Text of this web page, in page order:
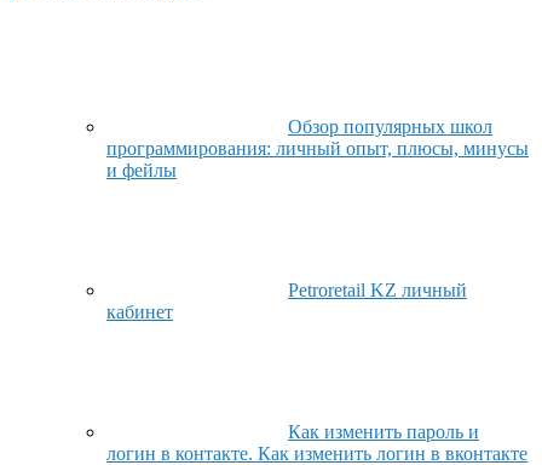
Обзор популярных школ
программирования: личный опыт, плюсы, минусы
и фейлы
Petroretail KZ личный
кабинет
Как изменить пароль и
логин в контакте. Как изменить логин в вконтакте